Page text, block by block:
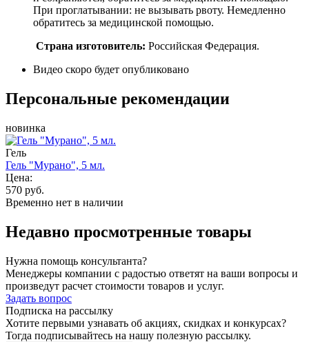
При проглатывании: не вызывать рвоту. Немедленно
обратитесь за медицинской помощью.
Страна изготовитель: Российская Федерация.
Видео скоро будет опубликовано
Персональные рекомендации
новинка
Гель
Гель "Мурано", 5 мл.
Цена:
570 руб.
Временно нет в наличии
Недавно просмотренные товары
Нужна помощь консультанта?
Менеджеры компании с радостью ответят на ваши вопросы и
произведут расчет стоимости товаров и услуг.
Задать вопрос
Подписка на рассылку
Хотите первыми узнавать об акциях, скидках и конкурсах?
Тогда подписывайтесь на нашу полезную рассылку.